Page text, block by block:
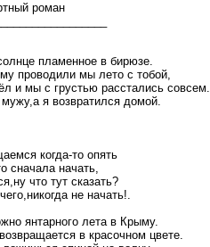
роман
пламенное в бирюзе.
проводили мы лето с тобой,
и мы с грустью расстались совсем.
я возвратился домой.
когда-то опять
сначала начать,
что тут сказать?
не начать!.
янтарного лета в Крыму.
в красочном цвете.